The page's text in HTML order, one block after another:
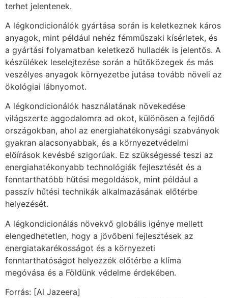
terhet jelentenek.
A légkondicionálók gyártása során is keletkeznek káros
anyagok, mint például nehéz fémműszaki kísérletek, és
a gyártási folyamatban keletkező hulladék is jelentős. A
készülékek leselejtezése során a hűtőközegek és más
veszélyes anyagok környezetbe jutása tovább növeli az
ökológiai lábnyomot.
A légkondicionálók használatának növekedése
világszerte aggodalomra ad okot, különösen a fejlődő
országokban, ahol az energiahatékonysági szabványok
gyakran alacsonyabbak, és a környezetvédelmi
előírások kevésbé szigorúak. Ez szükségessé teszi az
energiahatékonyabb technológiák fejlesztését és a
fenntarthatóbb hűtési megoldások, mint például a
passzív hűtési technikák alkalmazásának előtérbe
helyezését.
A légkondicionálás növekvő globális igénye mellett
elengedhetetlen, hogy a jövőbeni fejlesztések az
energiatakarékosságot és a környezeti
fenntarthatóságot helyezzék előtérbe a klíma
megóvása és a Földünk védelme érdekében.
Forrás: [Al Jazeera]